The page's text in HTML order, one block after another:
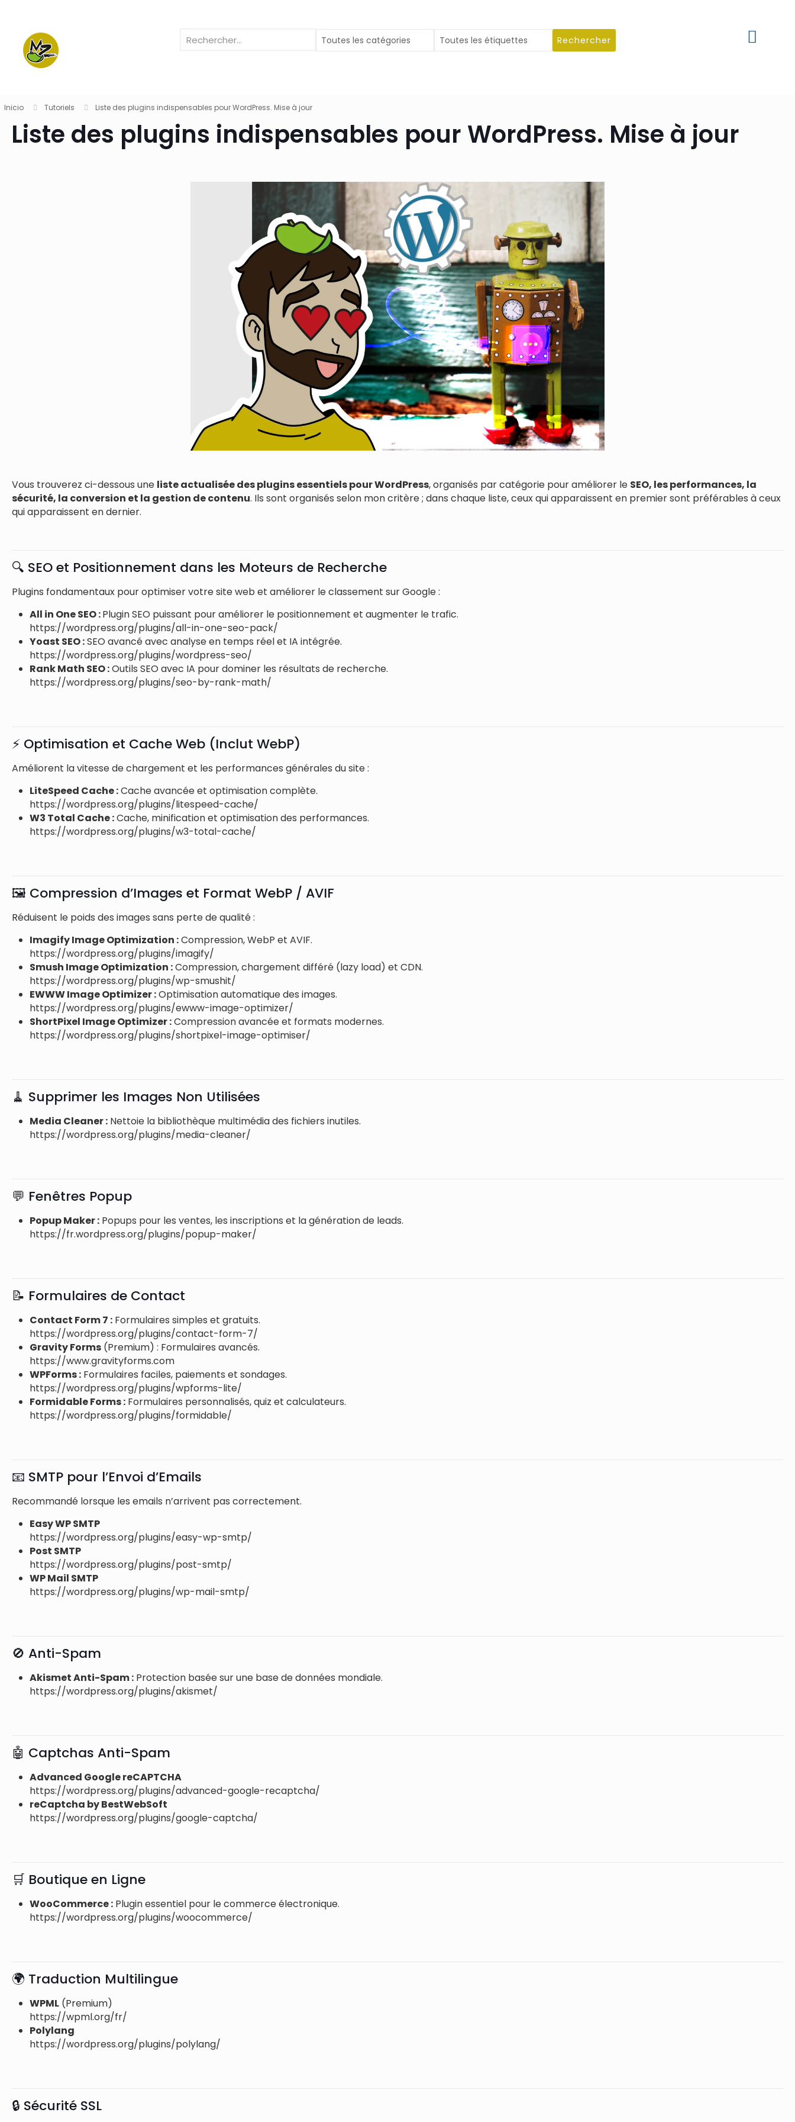
Inicio Tutoriels Liste des plugins indispensables pour WordPress. Mise à jour
Rechercher
Liste des plugins indispensables pour WordPress. Mise à jour
Vous trouverez ci-dessous une liste actualisée des plugins essentiels pour WordPress, organisés par catégorie pour améliorer le SEO, les performances, la
sécurité, la conversion et la gestion de contenu. Ils sont organisés selon mon critère ; dans chaque liste, ceux qui apparaissent en premier sont préférables à ceux
qui apparaissent en dernier.
🔍 SEO et Positionnement dans les Moteurs de Recherche
Plugins fondamentaux pour optimiser votre site web et améliorer le classement sur Google :
All in One SEO :Plugin SEO puissant pour améliorer le positionnement et augmenter le trafic.
https://wordpress.org/plugins/all-in-one-seo-pack/
Yoast SEO :SEO avancé avec analyse en temps réel et IA intégrée.
https://wordpress.org/plugins/wordpress-seo/
Rank Math SEO :Outils SEO avec IA pour dominer les résultats de recherche.
https://wordpress.org/plugins/seo-by-rank-math/
⚡ Optimisation et Cache Web (Inclut WebP)
Améliorent la vitesse de chargement et les performances générales du site :
LiteSpeed Cache :Cache avancée et optimisation complète.
https://wordpress.org/plugins/litespeed-cache/
W3 Total Cache :Cache, minification et optimisation des performances.
https://wordpress.org/plugins/w3-total-cache/
🖼️ Compression d’Images et Format WebP / AVIF
Réduisent le poids des images sans perte de qualité :
Imagify Image Optimization :Compression, WebP et AVIF.
https://wordpress.org/plugins/imagify/
Smush Image Optimization :Compression, chargement différé (lazy load) et CDN.
https://wordpress.org/plugins/wp-smushit/
EWWW Image Optimizer :Optimisation automatique des images.
https://wordpress.org/plugins/ewww-image-optimizer/
ShortPixel Image Optimizer :Compression avancée et formats modernes.
https://wordpress.org/plugins/shortpixel-image-optimiser/
🧹 Supprimer les Images Non Utilisées
Media Cleaner : Nettoie la bibliothèque multimédia des fichiers inutiles.
https://wordpress.org/plugins/media-cleaner/
💬 Fenêtres Popup
Popup Maker : Popups pour les ventes, les inscriptions et la génération de leads.
https://fr.wordpress.org/plugins/popup-maker/
📝 Formulaires de Contact
Contact Form 7 : Formulaires simples et gratuits.
https://wordpress.org/plugins/contact-form-7/
Gravity Forms (Premium) : Formulaires avancés.
https://www.gravityforms.com
WPForms : Formulaires faciles, paiements et sondages.
https://wordpress.org/plugins/wpforms-lite/
Formidable Forms : Formulaires personnalisés, quiz et calculateurs.
https://wordpress.org/plugins/formidable/
📧 SMTP pour l’Envoi d’Emails
Recommandé lorsque les emails n’arrivent pas correctement.
Easy WP SMTP
https://wordpress.org/plugins/easy-wp-smtp/
Post SMTP
https://wordpress.org/plugins/post-smtp/
WP Mail SMTP
https://wordpress.org/plugins/wp-mail-smtp/
🚫 Anti-Spam
Akismet Anti-Spam : Protection basée sur une base de données mondiale.
https://wordpress.org/plugins/akismet/
🤖 Captchas Anti-Spam
Advanced Google reCAPTCHA
https://wordpress.org/plugins/advanced-google-recaptcha/
reCaptcha by BestWebSoft
https://wordpress.org/plugins/google-captcha/
🛒 Boutique en Ligne
WooCommerce : Plugin essentiel pour le commerce électronique.
https://wordpress.org/plugins/woocommerce/
🌍 Traduction Multilingue
WPML (Premium)
https://wpml.org/fr/
Polylang
https://wordpress.org/plugins/polylang/
🔒 Sécurité SSL